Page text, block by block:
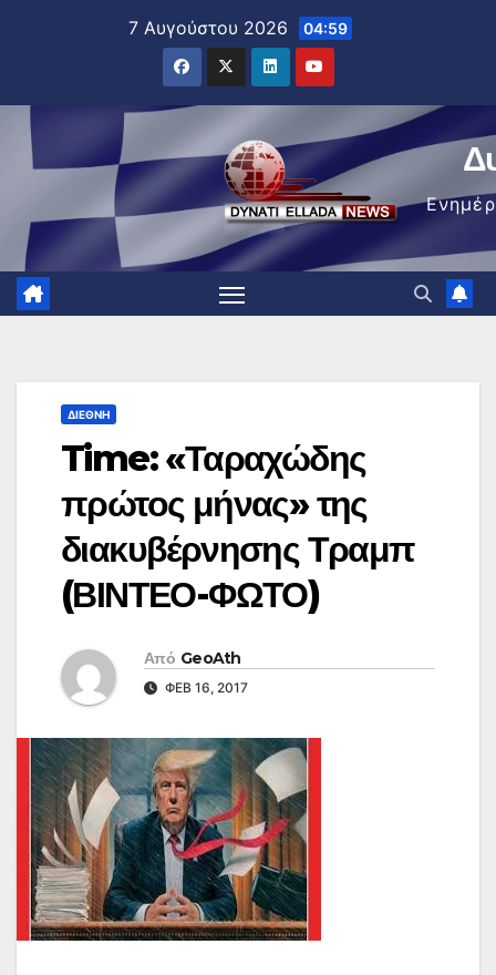
7 Αυγούστου 2026 04:59
ΔΙΕΘΝΉ
Time: «Ταραχώδης
πρώτος μήνας» της
διακυβέρνησης Τραμπ
(ΒΙΝΤΕΟ-ΦΩΤΟ)
Από GeoAth
ΦΕΒ 16, 2017